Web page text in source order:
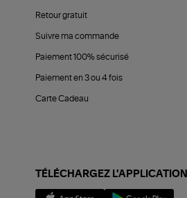
Retour gratuit
Suivre ma commande
Paiement 100% sécurisé
Paiement en 3 ou 4 fois
Carte Cadeau
TÉLÉCHARGEZ L'APPLICATION